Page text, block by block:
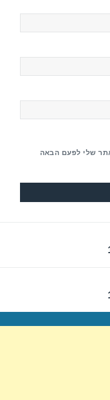
שלי לפעם הבאה